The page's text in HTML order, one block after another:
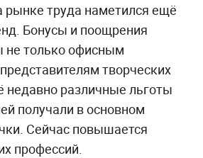
рынке труда наметился ещё
Бонусы и поощрения
не только офисным
творческих
недавно различные льготы
получали в основном
Сейчас повышается
профессий.